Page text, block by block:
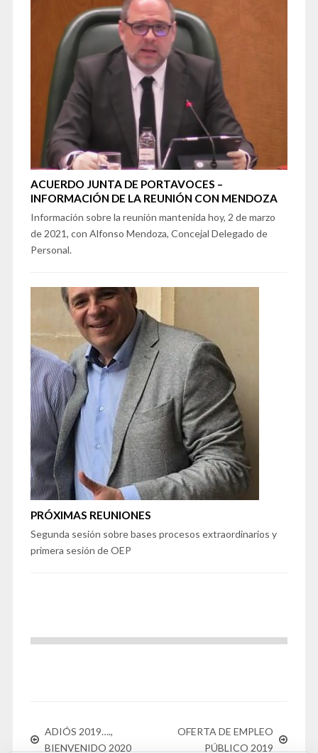
ACUERDO JUNTA DE PORTAVOCES –
INFORMACIÓN DE LA REUNIÓN CON MENDOZA
Información sobre la reunión mantenida hoy, 2 de marzo
de 2021, con Alfonso Mendoza, Concejal Delegado de
Personal.
PRÓXIMAS REUNIONES
Segunda sesión sobre bases procesos extraordinarios y
primera sesión de OEP
ADIÓS 2019….,
BIENVENIDO 2020
OFERTA DE EMPLEO
PÚBLICO 2019